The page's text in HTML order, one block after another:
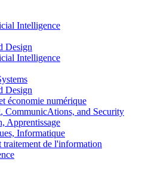
Intelligence
Design
Intelligence
Design
économie numérique
and Security
Apprentissage
Informatique
de l'information